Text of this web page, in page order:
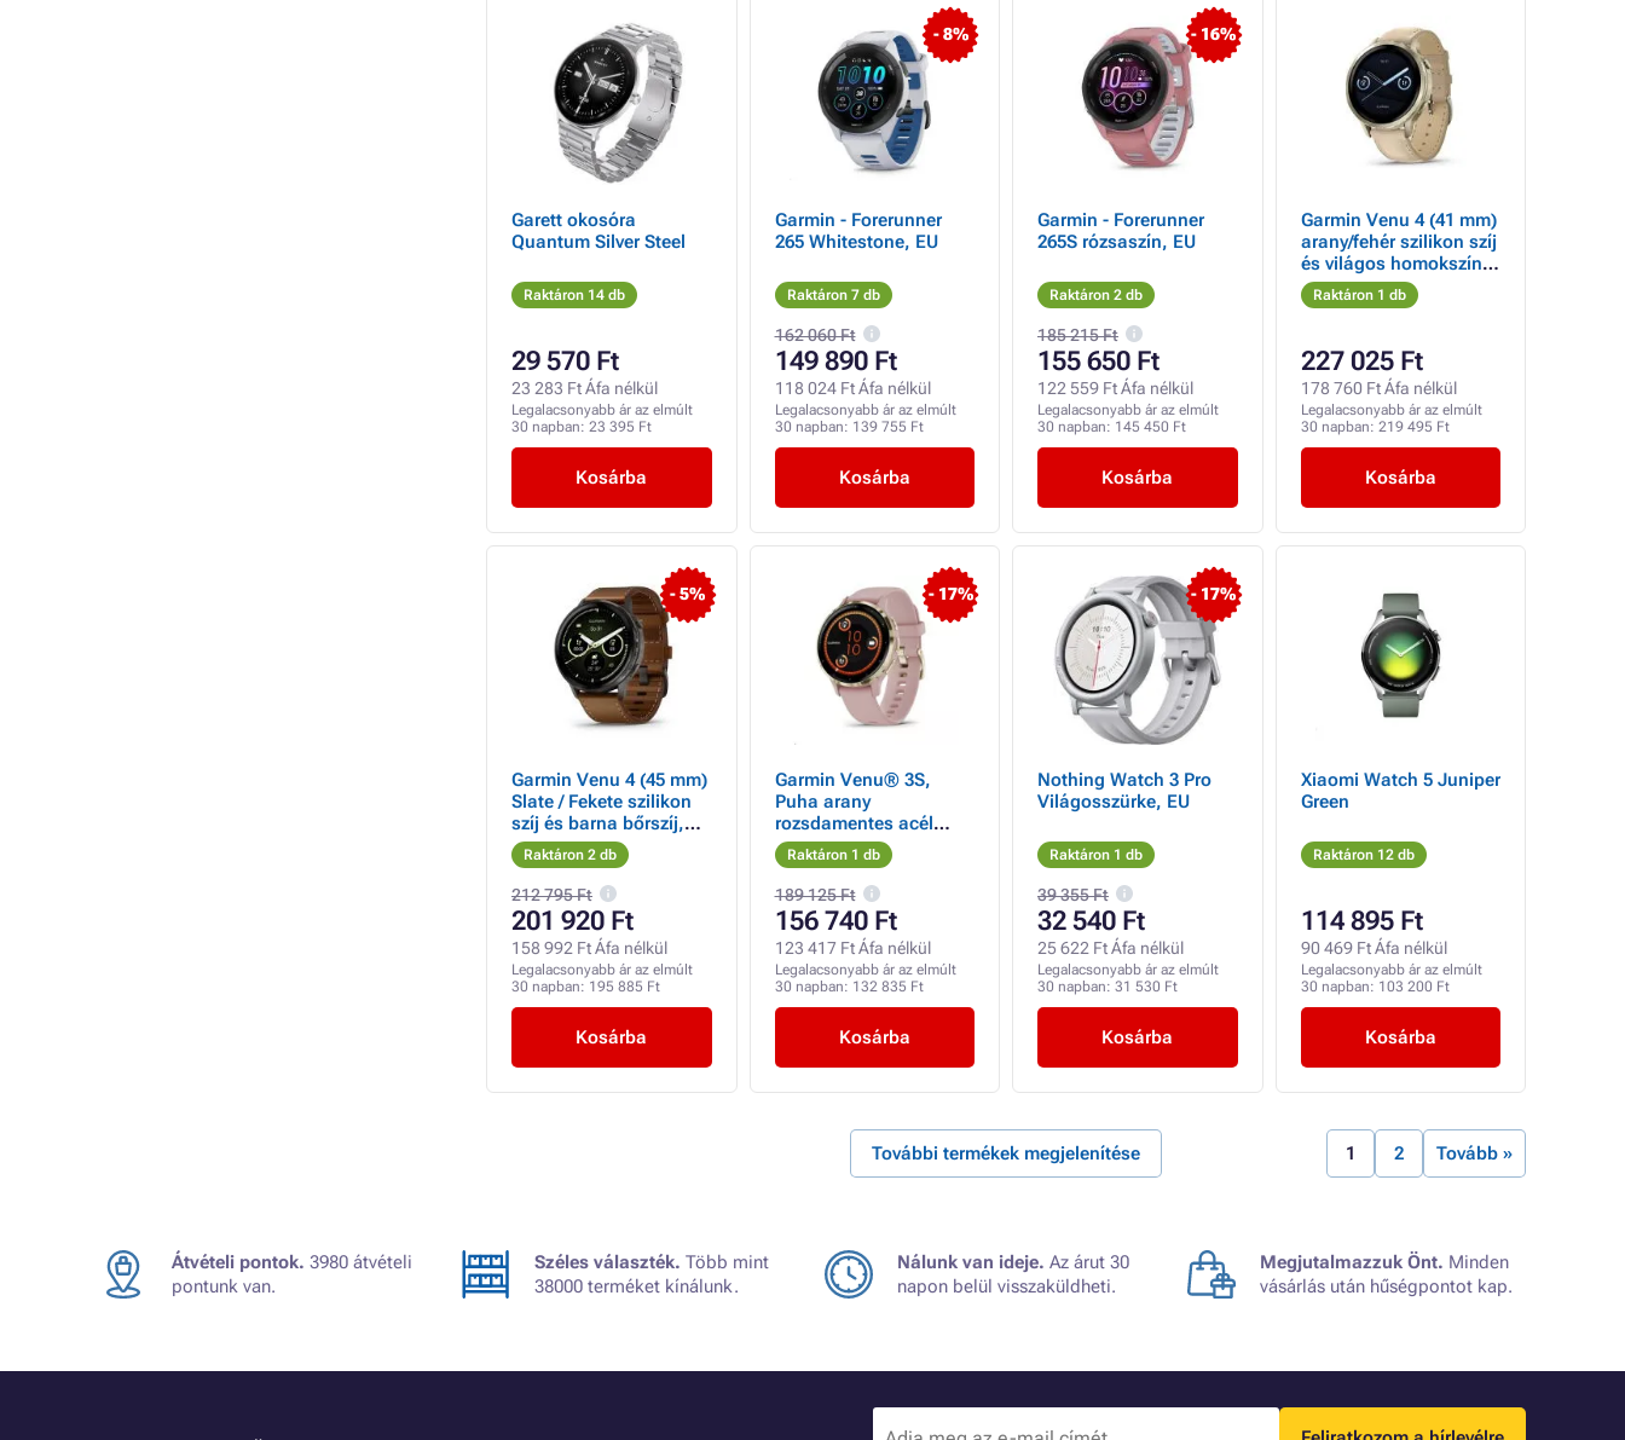
Garett okosóra
Quantum Silver Steel
Raktáron 14 db
29 570 Ft
23 283 Ft Áfa nélkül
Legalacsonyabb ár az elmúlt
30 napban: 23 395 Ft
Kosárba
- 8%
Garmin - Forerunner
265 Whitestone, EU
Raktáron 7 db
162 060 Ft
149 890 Ft
118 024 Ft Áfa nélkül
Legalacsonyabb ár az elmúlt
30 napban: 139 755 Ft
Kosárba
- 16%
Garmin - Forerunner
265S rózsaszín, EU
Raktáron 2 db
185 215 Ft
155 650 Ft
122 559 Ft Áfa nélkül
Legalacsonyabb ár az elmúlt
30 napban: 145 450 Ft
Kosárba
Garmin Venu 4 (41 mm)
arany/fehér szilikon szíj
és világos homokszínű
bőrszíj, EU
Raktáron 1 db
227 025 Ft
178 760 Ft Áfa nélkül
Legalacsonyabb ár az elmúlt
30 napban: 219 495 Ft
Kosárba
- 5%
Garmin Venu 4 (45 mm)
Slate / Fekete szilikon
szíj és barna bőrszíj,
EURaktáron 2 db
212 795 Ft
201 920 Ft
158 992 Ft Áfa nélkül
Legalacsonyabb ár az elmúlt
30 napban: 195 885 Ft
Kosárba
- 17%
Garmin Venu® 3S,
Puha arany
rozsdamentes acél
lunetta, Dust Rose tok,
szilikon szíj
Raktáron 1 db
189 125 Ft
156 740 Ft
123 417 Ft Áfa nélkül
Legalacsonyabb ár az elmúlt
30 napban: 132 835 Ft
Kosárba
- 17%
Nothing Watch 3 Pro
Világosszürke, EU
Raktáron 1 db
39 355 Ft
32 540 Ft
25 622 Ft Áfa nélkül
Legalacsonyabb ár az elmúlt
30 napban: 31 530 Ft
Kosárba
Xiaomi Watch 5 Juniper
Green
Raktáron 12 db
114 895 Ft
90 469 Ft Áfa nélkül
Legalacsonyabb ár az elmúlt
30 napban: 103 200 Ft
Kosárba
További termékek megjelenítése 1 2 Tovább »
Átvételi pontok. 3980 átvételi
pontunk van.
Széles választék. Több mint
38000 terméket kínálunk.
Nálunk van ideje. Az árut 30
napon belül visszaküldheti.
Megjutalmazzuk Önt. Minden
vásárlás után hűségpontot kap.